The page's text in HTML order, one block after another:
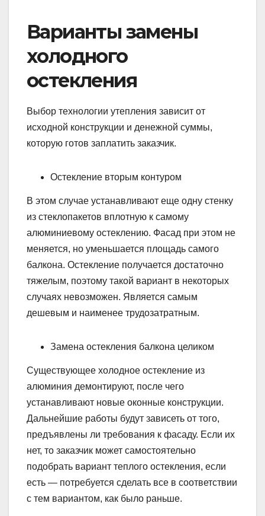
Варианты замены
холодного
остекления
Выбор технологии утепления зависит от
исходной конструкции и денежной суммы,
которую готов заплатить заказчик.
Остекление вторым контуром
В этом случае устанавливают еще одну стенку
из стеклопакетов вплотную к самому
алюминиевому остеклению. Фасад при этом не
меняется, но уменьшается площадь самого
балкона. Остекление получается достаточно
тяжелым, поэтому такой вариант в некоторых
случаях невозможен. Является самым
дешевым и наименее трудозатратным.
Замена остекления балкона целиком
Существующее холодное остекление из
алюминия демонтируют, после чего
устанавливают новые оконные конструкции.
Дальнейшие работы будут зависеть от того,
предъявлены ли требования к фасаду. Если их
нет, то заказчик может самостоятельно
подобрать вариант теплого остекления, если
есть — потребуется сделать все в соответствии
с тем вариантом, как было раньше.